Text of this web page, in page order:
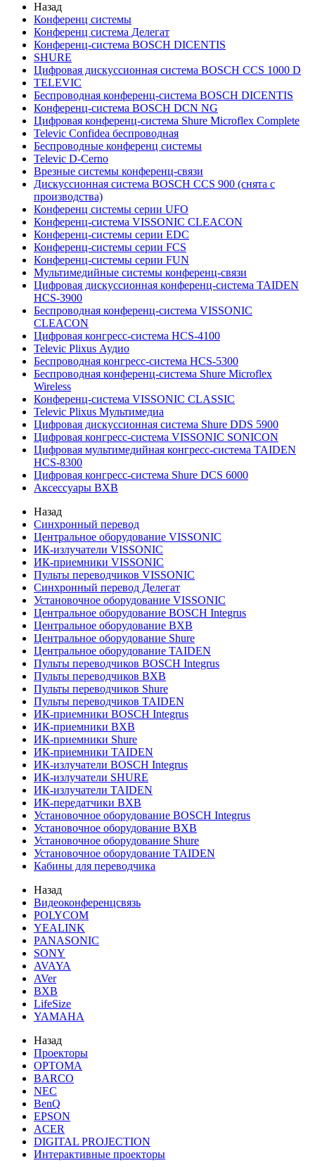
Назад
Конференц системы
Конференц система Делегат
Конференц-система BOSCH DICENTIS
SHURE
Цифровая дискуссионная система BOSCH CCS 1000 D
TELEVIC
Беспроводная конференц-система BOSCH DICENTIS
Конференц-система BOSCH DCN NG
Цифровая конференц-система Shure Microflex Complete
Televic Confidea беспроводная
Беспроводные конференц системы
Televic D-Cerno
Врезные системы конференц-связи
Дискуссионная система BOSCH CCS 900 (снята с
производства)
Конференц системы серии UFO
Конференц-система VISSONIC CLEACON
Конференц-системы серии EDC
Конференц-системы серии FCS
Конференц-системы серии FUN
Мультимедийные системы конференц-связи
Цифровая дискуссионная конференц-система TAIDEN
HCS-3900
Беспроводная конференц-система VISSONIC
CLEACON
Цифровая конгресс-система HCS-4100
Televic Plixus Аудио
Беспроводная конгресс-система HCS-5300
Беспроводная конференц-система Shure Microflex
Wireless
Конференц-система VISSONIC CLASSIC
Televic Plixus Мультимедиа
Цифровая дискуссионная система Shure DDS 5900
Цифровая конгресс-система VISSONIC SONICON
Цифровая мультимедийная конгресс-система TAIDEN
HCS-8300
Цифровая конгресс-система Shure DCS 6000
Аксессуары BXB
Назад
Синхронный перевод
Центральное оборудование VISSONIC
ИК-излучатели VISSONIC
ИК-приемники VISSONIC
Пульты переводчиков VISSONIC
Синхронный перевод Делегат
Установочное оборудование VISSONIC
Центральное оборудование BOSCH Integrus
Центральное оборудование BXB
Центральное оборудование Shure
Центральное оборудование TAIDEN
Пульты переводчиков BOSCH Integrus
Пульты переводчиков BXB
Пульты переводчиков Shure
Пульты переводчиков TAIDEN
ИК-приемники BOSCH Integrus
ИК-приемники BXB
ИК-приемники Shure
ИК-приемники TAIDEN
ИК-излучатели BOSCH Integrus
ИК-излучатели SHURE
ИК-излучатели TAIDEN
ИК-передатчики BXB
Установочное оборудование BOSCH Integrus
Установочное оборудование BXB
Установочное оборудование Shure
Установочное оборудование TAIDEN
Кабины для переводчика
Назад
Видеоконференцсвязь
POLYCOM
YEALINK
PANASONIC
SONY
AVAYA
AVer
BXB
LifeSize
YAMAHA
Назад
Проекторы
OPTOMA
BARCO
NEC
BenQ
EPSON
ACER
DIGITAL PROJECTION
Интерактивные проекторы